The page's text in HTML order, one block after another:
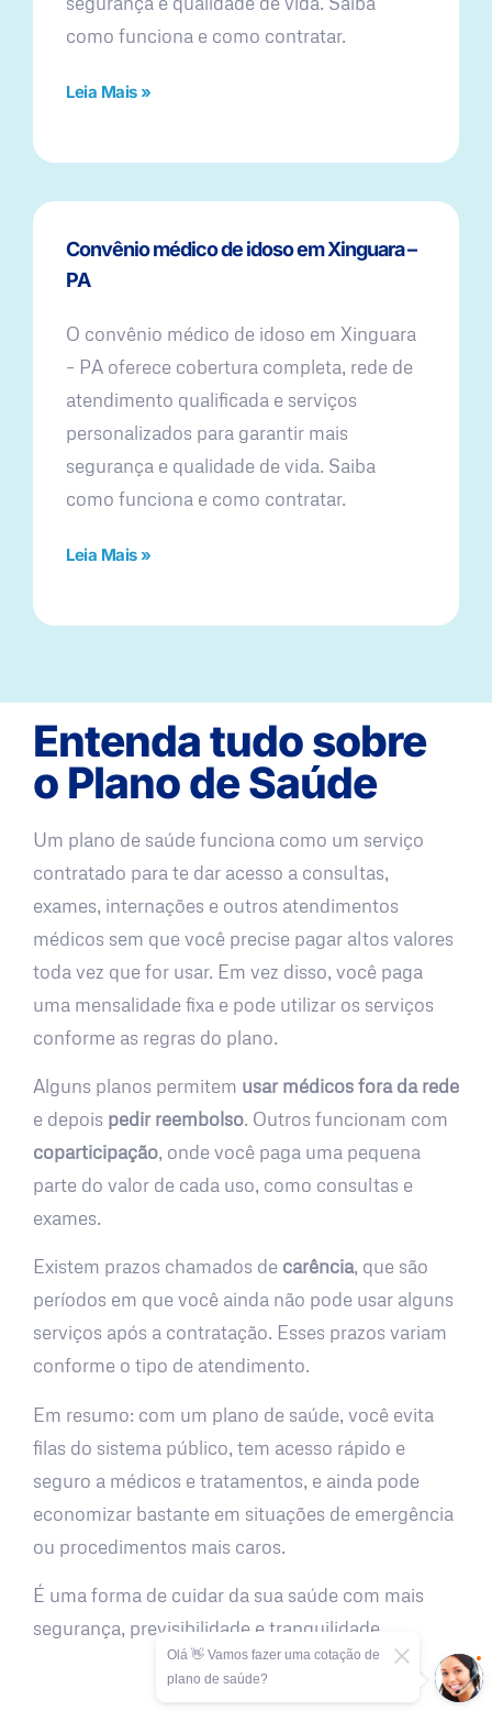
como funciona e como contratar.
Leia Mais »
Convênio médico de idoso em Xinguara –
PA
O convênio médico de idoso em Xinguara
– PA oferece cobertura completa, rede de
atendimento qualificada e serviços
personalizados para garantir mais
segurança e qualidade de vida. Saiba
como funciona e como contratar.
Leia Mais »
Entenda tudo sobre
o Plano de Saúde
Um plano de saúde funciona como um serviço
contratado para te dar acesso a consultas,
exames, internações e outros atendimentos
médicos sem que você precise pagar altos valores
toda vez que for usar. Em vez disso, você paga
uma mensalidade fixa e pode utilizar os serviços
conforme as regras do plano.
Alguns planos permitem usar médicos fora da rede
e depois pedir reembolso. Outros funcionam com
coparticipação, onde você paga uma pequena
parte do valor de cada uso, como consultas e
exames.
Existem prazos chamados de carência, que são
períodos em que você ainda não pode usar alguns
serviços após a contratação. Esses prazos variam
conforme o tipo de atendimento.
Em resumo: com um plano de saúde, você evita
filas do sistema público, tem acesso rápido e
seguro a médicos e tratamentos, e ainda pode
economizar bastante em situações de emergência
ou procedimentos mais caros.
É uma forma de cuidar da sua saúde com mais
segurança, previsibilidade e tranquilidade.
Olá 👋 Vamos fazer uma cotação de
plano de saúde?